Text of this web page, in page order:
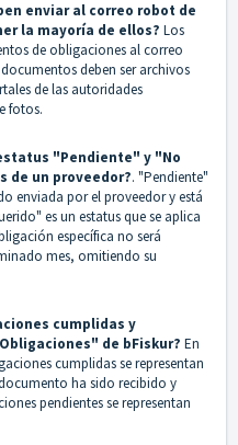
enviar al correo robot de
la mayoría de ellos? Los
de obligaciones al correo
deben ser archivos
de las autoridades
fotos.
"Pendiente" y "No
de un proveedor?. "Pendiente"
enviada por el proveedor y está
es un estatus que se aplica
específica no será
mes, omitiendo su
cumplidas y
de bFiskur? En
cumplidas se representan
ha sido recibido y
pendientes se representan